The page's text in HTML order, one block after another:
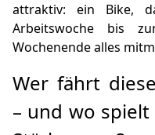
attraktiv: ein Bike,
Arbeitswoche bis
Wochenende alles
Wer fährt
– und wo spielt